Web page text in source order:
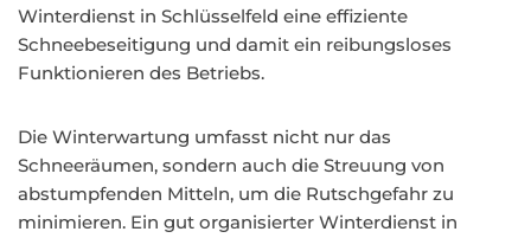
Winterdienst in Schlüsselfeld eine effiziente
Schneebeseitigung und damit ein reibungsloses
Funktionieren des Betriebs.
Die Winterwartung umfasst nicht nur das
Schneeräumen, sondern auch die Streuung von
abstumpfenden Mitteln, um die Rutschgefahr zu
minimieren. Ein gut organisierter Winterdienst in